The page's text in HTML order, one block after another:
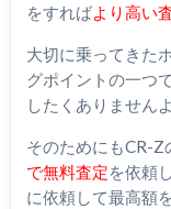
をすればより高い
大切に乗ってきた
グポイントの一つ
したくありませんよ
そのためにもCR-Z
で無料査定を依頼
に依頼して最高額